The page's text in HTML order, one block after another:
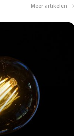
Meer artikelen